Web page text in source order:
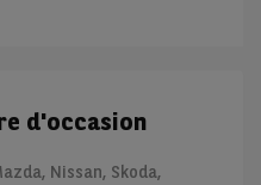
d'occasion
Nissan, Skoda,